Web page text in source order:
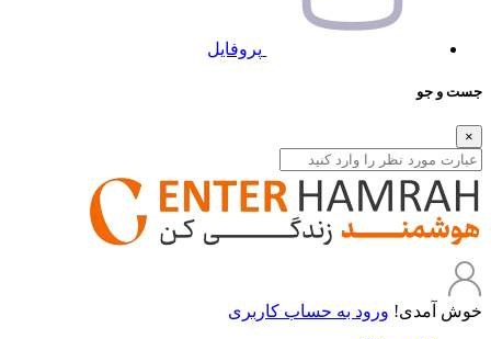
پروفایل
جست و جو
×
خوش آمدی! ورود به حساب کاربری